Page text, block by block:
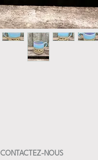
CONTACTEZ-NOUS